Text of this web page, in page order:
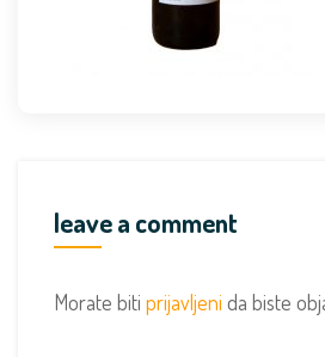
leave a comment
Morate biti prijavljeni da biste